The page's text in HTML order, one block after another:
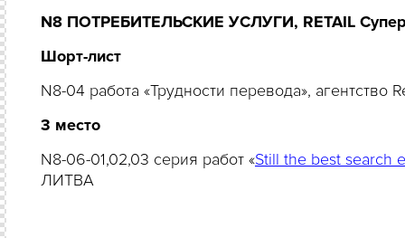
N8 ПОТРЕБИТЕЛЬСКИЕ УСЛУГИ, RETAIL
Шорт-лист
N8-04 работа «Трудности перевода»,
3 место
N8-06-01,02,03 серия работ «Still the best search
ЛИТВА